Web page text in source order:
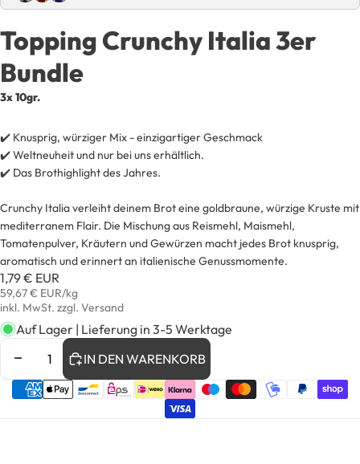
Topping Crunchy Italia 3er
Bundle
3x 10gr.
✔️ Knusprig, würziger Mix - einzigartiger Geschmack
✔️ Weltneuheit und nur bei uns erhältlich.
✔️ Das Brothighlight des Jahres.
Crunchy Italia verleiht deinem Brot eine goldbraune, würzige Kruste mit
mediterranem Flair. Die Mischung aus Reismehl, Maismehl,
Tomatenpulver, Kräutern und Gewürzen macht jedes Brot knusprig,
aromatisch und erinnert an italienische Genussmomente.
1,79 € EUR
Grundpreis
59,67 € EUR/kg
inkl. MwSt. zzgl. Versand
Auf Lager | Lieferung in 3-5 Werktage
MENGE
VERRINGERN
MENGE
IN DEN WARENKORB
Zahlungsmethoden